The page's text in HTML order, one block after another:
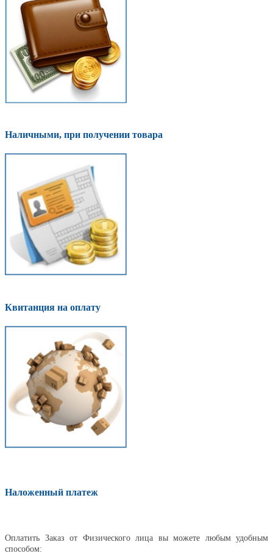
Наличными, при получении товара
Квитанция на оплату
Наложенный платеж
Оплатить Заказ от Физического лица вы можете любым удобным
способом: